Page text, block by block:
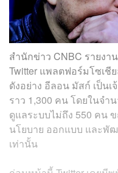
สำนักข่าว CNBC รายง
Twitter แพลตฟอร์มโซเชี
ดังอย่าง อีลอน มัสก์ เป็นเ
ราว 1,300 คน โดยในจำ
ดูแลระบบไม่ถึง 550 คน
นโยบาย ออกแบบ และพั
เท่านั้น